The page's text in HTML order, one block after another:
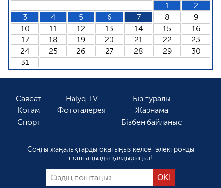
1
2
3
4 5 6 7 8
9
10
11 12 13 14 15
16
17
18 19 20 21 22
23
24
25 26 27 28 29
30
31
Саясат
Қоғам
Спорт
Halyq TV
Фотогалерея
Біз туралы
Жарнама
Бізбен байланыс
Соңғы жаңалықтарды оқығыңыз келсе, электронды
поштаңызды қалдырыңыз!